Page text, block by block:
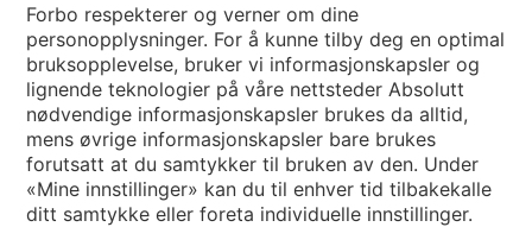
My Forbo
INFORMASJON COVID-19
Support - Ansvarsfraskrivelse
Forbo respekterer og verner om dine
personopplysninger. For å kunne tilby deg en optimal
bruksopplevelse, bruker vi informasjonskapsler og
lignende teknologier på våre nettsteder Absolutt
nødvendige informasjonskapsler brukes da alltid,
mens øvrige informasjonskapsler bare brukes
forutsatt at du samtykker til bruken av den. Under
«Mine innstillinger» kan du til enhver tid tilbakekalle
ditt samtykke eller foreta individuelle innstillinger.